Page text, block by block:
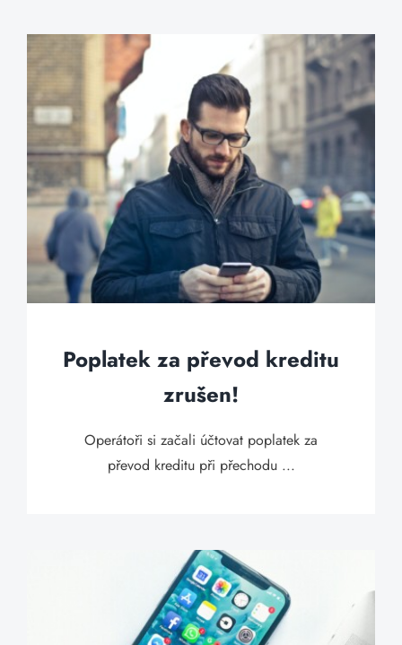
Poplatek za převod kreditu
zrušen!
Operátoři si začali účtovat poplatek za
převod kreditu při přechodu ...